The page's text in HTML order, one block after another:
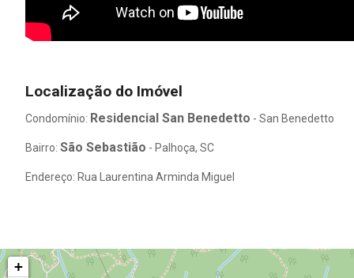
Localização do Imóvel
Condomínio: Residencial San Benedetto - San Benedetto
Bairro: São Sebastião - Palhoça, SC
Endereço: Rua Laurentina Arminda Miguel
+